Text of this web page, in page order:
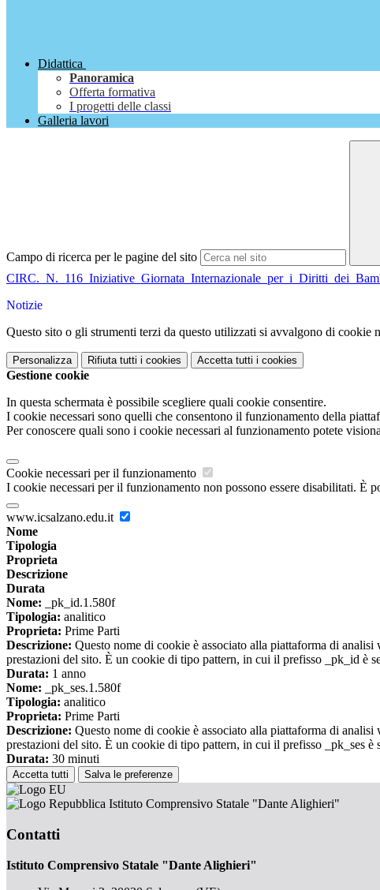
Didattica
Panoramica
Offerta formativa
I progetti delle classi
Galleria lavori
Campo di ricerca per le pagine del sito
Notizie
Questo sito o gli strumenti terzi da questo utilizzati si avvalgono di cookie
Personalizza Rifiuta tutti i cookies Accetta tutti i cookies
Gestione cookie
In questa schermata è possibile scegliere quali cookie consentire.
I cookie necessari sono quelli che consentono il funzionamento della
Per conoscere quali sono i cookie necessari al funzionamento potete
Cookie necessari per il funzionamento
I cookie necessari per il funzionamento non possono essere disabilitati. È
www.icsalzano.edu.it
Nome
Tipologia
Proprieta
Descrizione
Durata
Nome: _pk_id.1.580f
Tipologia: analitico
Proprieta: Prime Parti
Descrizione: Questo nome di cookie è associato alla piattaforma di
prestazioni del sito. È un cookie di tipo pattern, in cui il prefisso _pk_id è
Durata: 1 anno
Nome: _pk_ses.1.580f
Tipologia: analitico
Proprieta: Prime Parti
Descrizione: Questo nome di cookie è associato alla piattaforma di
prestazioni del sito. È un cookie di tipo pattern, in cui il prefisso _pk_ses
Durata: 30 minuti
Accetta tutti Salva le preferenze
Istituto Comprensivo Statale "Dante Alighieri"
Contatti
Istituto Comprensivo Statale "Dante Alighieri"